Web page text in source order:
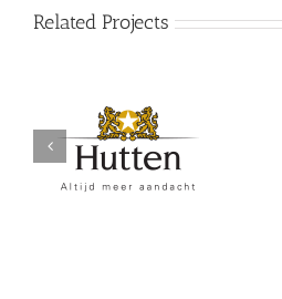
Related Projects
Hutten